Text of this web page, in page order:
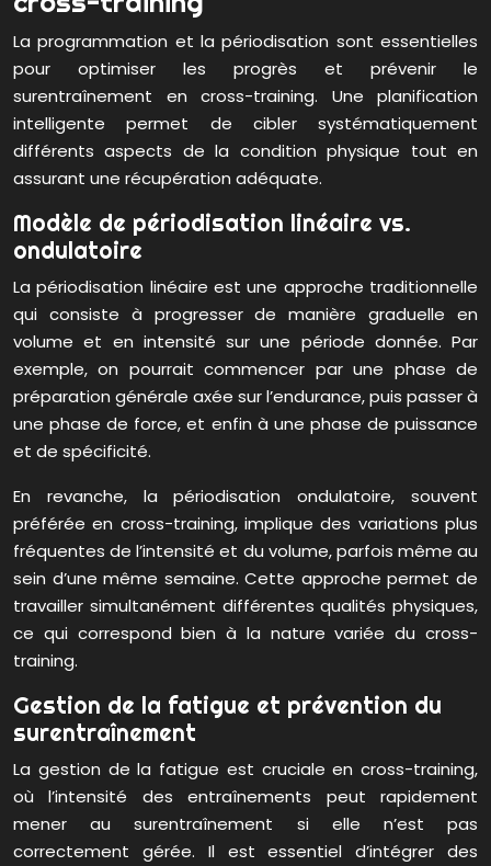
La programmation et la périodisation sont essentielles
pour optimiser les progrès et prévenir le
surentraînement en cross-training. Une planification
intelligente permet de cibler systématiquement
différents aspects de la condition physique tout en
assurant une récupération adéquate.
Modèle de périodisation linéaire vs.
ondulatoire
La périodisation linéaire est une approche traditionnelle
qui consiste à progresser de manière graduelle en
volume et en intensité sur une période donnée. Par
exemple, on pourrait commencer par une phase de
préparation générale axée sur l’endurance, puis passer à
une phase de force, et enfin à une phase de puissance
et de spécificité.
En revanche, la périodisation ondulatoire, souvent
préférée en cross-training, implique des variations plus
fréquentes de l’intensité et du volume, parfois même au
sein d’une même semaine. Cette approche permet de
travailler simultanément différentes qualités physiques,
ce qui correspond bien à la nature variée du cross-
training.
Gestion de la fatigue et prévention du
surentraînement
La gestion de la fatigue est cruciale en cross-training,
où l’intensité des entraînements peut rapidement
mener au surentraînement si elle n’est pas
correctement gérée. Il est essentiel d’intégrer des